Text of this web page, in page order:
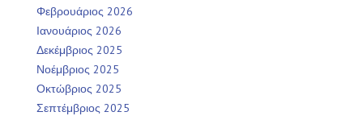
Φεβρουάριος 2026
Ιανουάριος 2026
Δεκέμβριος 2025
Νοέμβριος 2025
Οκτώβριος 2025
Σεπτέμβριος 2025